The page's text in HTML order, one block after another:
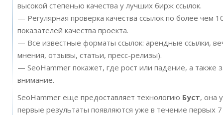
высокой степенью качества у лучших бирж ссылок.
— Регулярная проверка качества ссылок по более чем
показателей качества проекта.
— Все известные форматы ссылок: арендные ссылки,
мнения, отзывы, статьи, пресс-релизы).
— SeoHammer покажет, где рост или падение, а также
внимание.
SeoHammer еще предоставляет технологию Буст, она
первые результаты появляются уже в течение первых